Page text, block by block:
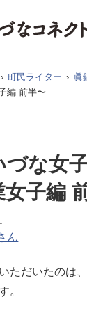
いいづなコネ
クトとは
ト
ジ
ン
› 町民ライター › 眞
編 前半〜
づな女
女子編
ん
ただいたのは
。